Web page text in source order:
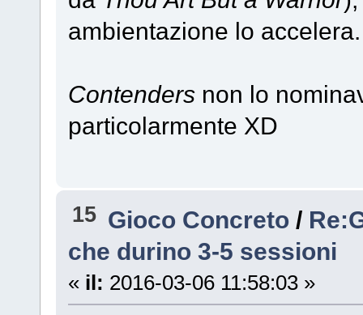
ambientazione lo accelera.
Contendersnon lo
particolarmente XD
15 Gioco Concreto /
che durino 3-5 sessioni
« il: 2016-03-06 11:58:03 »